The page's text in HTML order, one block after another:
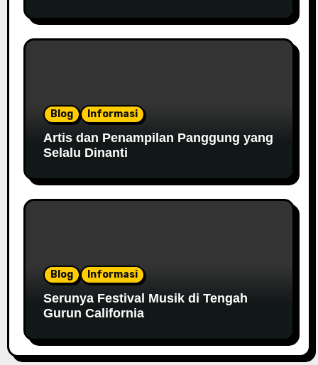
Blog Informasi
Artis dan Penampilan Panggung yang
Selalu Dinanti
Blog Informasi
Serunya Festival Musik di Tengah
Gurun California